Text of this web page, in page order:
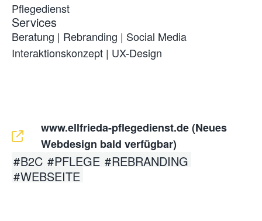
www.ellfrieda-pflegedienst.de (Neues
Webdesign bald verfügbar)
B2C PFLEGE
REBRANDING
WEBSEITE
Pflegedienst
Services
Beratung | Rebranding | Social Media
Interaktionskonzept | UX-Design